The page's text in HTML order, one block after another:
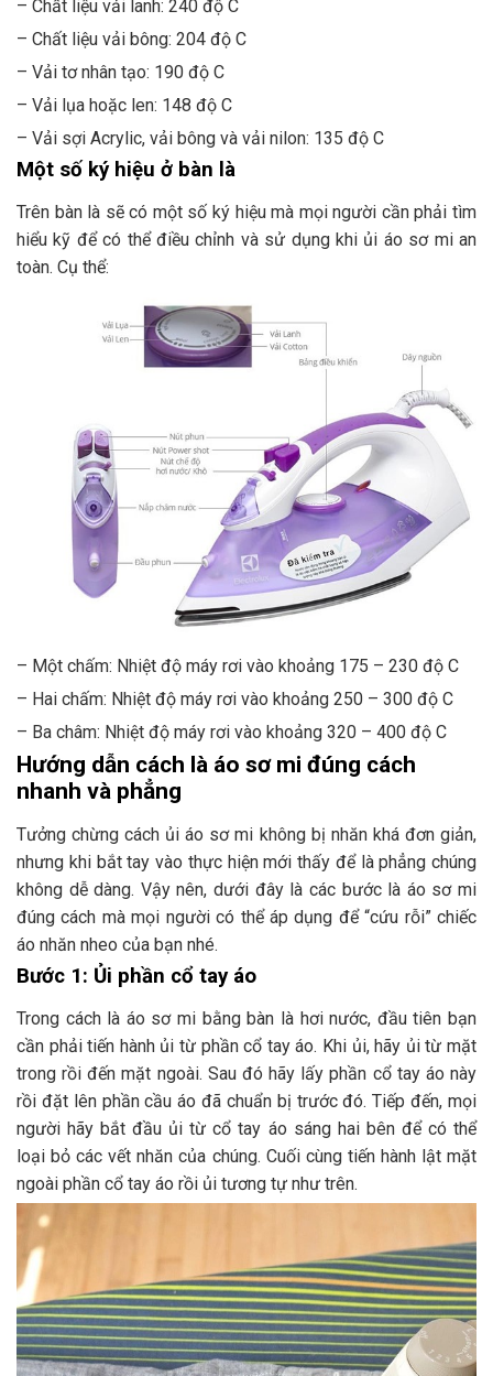
– Chất liệu vải lanh: 240 độ C
– Chất liệu vải bông: 204 độ C
– Vải tơ nhân tạo: 190 độ C
– Vải lụa hoặc len: 148 độ C
– Vải sợi Acrylic, vải bông và vải nilon: 135 độ C
Một số ký hiệu ở bàn là
Trên bàn là sẽ có một số ký hiệu mà mọi người cần phải tìm
hiểu kỹ để có thể điều chỉnh và sử dụng khi ủi áo sơ mi an
toàn. Cụ thể:
– Một chấm: Nhiệt độ máy rơi vào khoảng 175 – 230 độ C
– Hai chấm: Nhiệt độ máy rơi vào khoảng 250 – 300 độ C
– Ba châm: Nhiệt độ máy rơi vào khoảng 320 – 400 độ C
Hướng dẫn cách là áo sơ mi đúng cách
nhanh và phẳng
Tưởng chừng cách ủi áo sơ mi không bị nhăn khá đơn giản,
nhưng khi bắt tay vào thực hiện mới thấy để là phẳng chúng
không dễ dàng. Vậy nên, dưới đây là các bước là áo sơ mi
đúng cách mà mọi người có thể áp dụng để “cứu rỗi” chiếc
áo nhăn nheo của bạn nhé.
Bước 1: Ủi phần cổ tay áo
Trong cách là áo sơ mi bằng bàn là hơi nước, đầu tiên bạn
cần phải tiến hành ủi từ phần cổ tay áo. Khi ủi, hãy ủi từ mặt
trong rồi đến mặt ngoài. Sau đó hãy lấy phần cổ tay áo này
rồi đặt lên phần cầu áo đã chuẩn bị trước đó. Tiếp đến, mọi
người hãy bắt đầu ủi từ cổ tay áo sáng hai bên để có thể
loại bỏ các vết nhăn của chúng. Cuối cùng tiến hành lật mặt
ngoài phần cổ tay áo rồi ủi tương tự như trên.